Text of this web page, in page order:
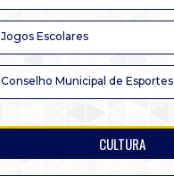
Jogos Escolares
Conselho Municipal de Esportes
CULTURA